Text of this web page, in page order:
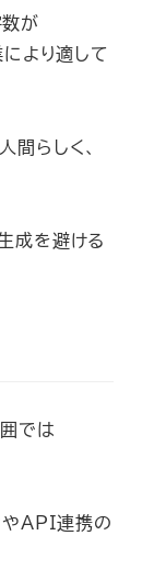
が
より適して
間らしく、
成を避ける
では
やAPI連携の